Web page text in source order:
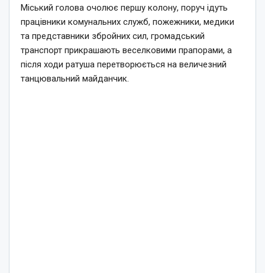
Міський голова очолює першу колону, поруч ідуть
працівники комунальних служб, пожежники, медики
та представники збройних сил, громадський
транспорт прикрашають веселковими прапорами, а
після ходи ратуша перетворюється на величезний
танцювальний майданчик.